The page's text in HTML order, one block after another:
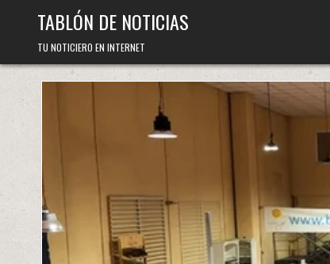
TABLÓN DE NOTICIAS
TU NOTICIERO EN INTERNET